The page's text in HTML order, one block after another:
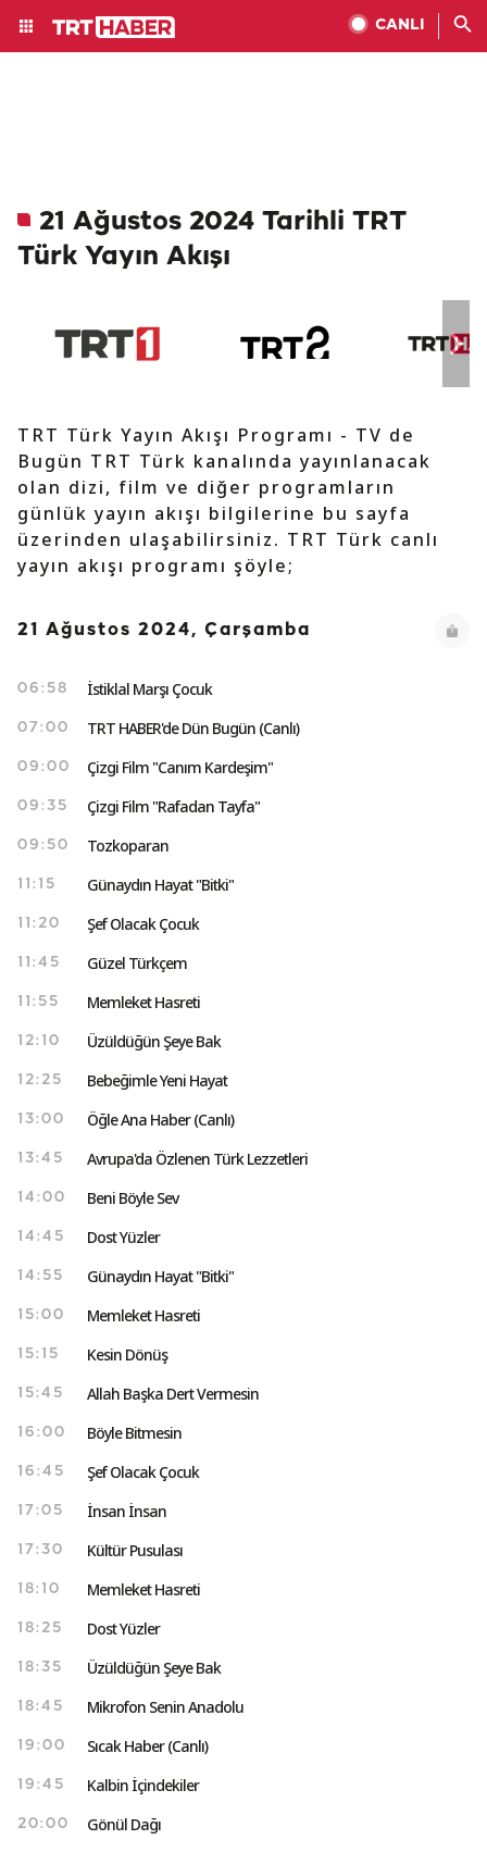
CANLI
21 Ağustos 2024 Tarihli TRT
Türk Yayın Akışı
TRT Türk Yayın Akışı Programı - TV de
Bugün TRT Türk kanalında yayınlanacak
olan dizi, film ve diğer programların
günlük yayın akışı bilgilerine bu sayfa
üzerinden ulaşabilirsiniz. TRT Türk canlı
yayın akışı programı şöyle;
21 Ağustos 2024, Çarşamba
06:58 İstiklal Marşı Çocuk
07:00 TRT HABER'de Dün Bugün (Canlı)
09:00 Çizgi Film "Canım Kardeşim"
09:35 Çizgi Film "Rafadan Tayfa"
09:50 Tozkoparan
11:15 Günaydın Hayat "Bitki"
11:20 Şef Olacak Çocuk
11:45 Güzel Türkçem
11:55 Memleket Hasreti
12:10 Üzüldüğün Şeye Bak
12:25 Bebeğimle Yeni Hayat
13:00 Öğle Ana Haber (Canlı)
13:45 Avrupa'da Özlenen Türk Lezzetleri
14:00 Beni Böyle Sev
14:45 Dost Yüzler
14:55 Günaydın Hayat "Bitki"
15:00 Memleket Hasreti
15:15 Kesin Dönüş
15:45 Allah Başka Dert Vermesin
16:00 Böyle Bitmesin
16:45 Şef Olacak Çocuk
17:05 İnsan İnsan
17:30 Kültür Pusulası
18:10 Memleket Hasreti
18:25 Dost Yüzler
18:35 Üzüldüğün Şeye Bak
18:45 Mikrofon Senin Anadolu
19:00 Sıcak Haber (Canlı)
19:45 Kalbin İçindekiler
20:00 Gönül Dağı